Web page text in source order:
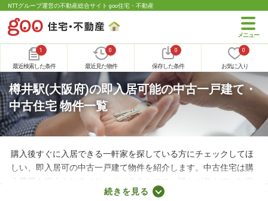
NTTグループ運営の不動産総合サイト goo住宅・不動産
1
最近検索した条件
0
最近見た物件
0
保存した条件
0
お気に入り
樽井駅(大阪府)の即入居可能の中古一戸建て・
中古住宅 物件一覧
購入後すぐに入居できる一軒家を探している方にチェックしてほ
しい、即入居可の中古一戸建て物件を紹介します。中古住宅は購
入費用を抑えられるメリットがあるものの、誰かが住んでいた家
なのでクリーニングが必須。即入居可の物件はクリーニング済み
続きを見る